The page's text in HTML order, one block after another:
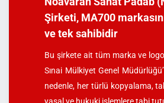
Şirketi, MA700
ve tek sahibidir
Bu şirkete ait tüm marka ve
Sınai Mülkiyet Genel
nedenle, her türlü kopyalama,